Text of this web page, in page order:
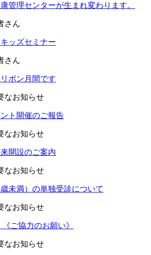
管理センターが生まれ変わります。
さん
ッズセミナー
さん
ボン月間です
なお知らせ
ト開催のご報告
なお知らせ
開設のご案内
なお知らせ
未満）の単独受診について
なお知らせ
ご協力のお願い》
なお知らせ